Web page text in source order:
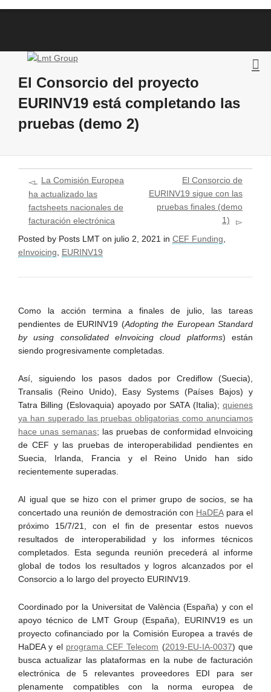
El Consorcio del proyecto
EURINV19 está completando las
pruebas (demo 2)
La Comisión Europea
ha actualizado las
factsheets nacionales de
facturación electrónica
El Consorcio de
EURINV19 sigue con las
pruebas finales (demo
1)
Posted by Posts LMT on julio 2, 2021 in CEF Funding
eInvoicing
EURINV19
Como la acción termina a finales de julio, las tareas
pendientes de EURINV19 (Adopting the European Standard
by using consolidated eInvoicing cloud platforms) están
siendo progresivamente completadas.
Así, siguiendo los pasos dados por Crediflow (Suecia),
Transalis (Reino Unido), Easy Systems (Países Bajos) y
Tatra Billing (Eslovaquia) apoyado por SATA (Italia); quienes
ya han superado las pruebas obligatorias como anunciamos
hace unas semanas; las pruebas de conformidad eInvoicing
de CEF y las pruebas de interoperabilidad pendientes en
Suecia, Irlanda, Francia y el Reino Unido han sido
recientemente superadas.
Al igual que se hizo con el primer grupo de socios, se ha
concertado una reunión de demostración con HaDEApara el
próximo 15/7/21, con el fin de presentar estos nuevos
resultados de interoperabilidad y los informes técnicos
completados. Esta segunda reunión precederá al informe
global de todos los resultados y logros alcanzados por el
Consorcio a lo largo del proyecto EURINV19.
Coordinado por la Universitat de València (España) y con el
apoyo técnico de LMT Group (España), EURINV19 es un
proyecto cofinanciado por la Comisión Europea a través de
HaDEA y el programa CEF Telecom (2019‐EU‐IA‐0037) que
busca actualizar las plataformas en la nube de facturación
electrónica de 5 relevantes proveedores EDI para ser
plenamente compatibles con la norma europea de